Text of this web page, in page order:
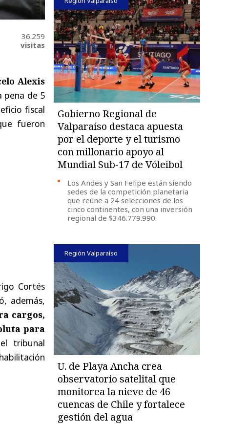
36.259
visitas
Alexis
pena de 5
fiscal
fueron
Cortés
además,
cargos,
para
tribunal
Gobierno Regional de
Valparaíso destaca apuesta
por el deporte y el turismo
con millonario apoyo al
Mundial Sub-17 de Vóleibol
Los Andes y San Felipe están siendo
sedes de la competición planetaria
que reúne a 24 selecciones de los
cinco continentes, con una inversión
regional de $346.779.990.
Región Valparaíso
U. de Playa Ancha crea
observatorio satelital que
monitorea la nieve de 46
cuencas de Chile y fortalece
gestión del agua